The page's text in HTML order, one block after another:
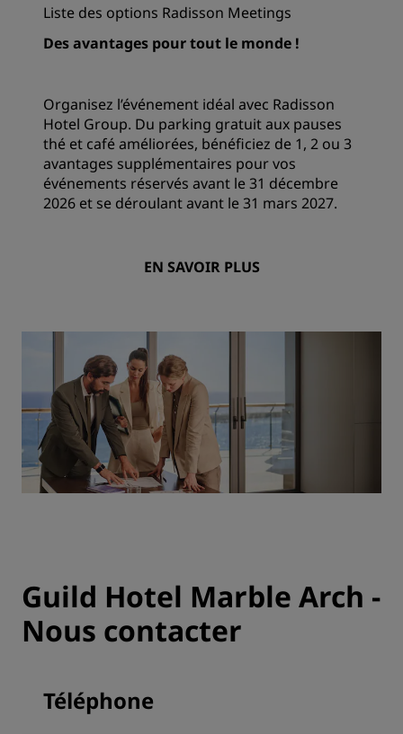
Liste des options Radisson Meetings
Des avantages pour tout le monde !
Organisez l’événement idéal avec Radisson
Hotel Group. Du parking gratuit aux pauses
thé et café améliorées, bénéficiez de 1, 2 ou 3
avantages supplémentaires pour vos
événements réservés avant le 31 décembre
2026 et se déroulant avant le 31 mars 2027.
EN SAVOIR PLUS
Guild Hotel Marble Arch -
Nous contacter
Téléphone